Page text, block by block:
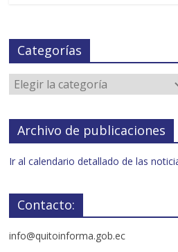
Categorías
Archivo de publicaciones
Ir al calendario detallado de las
Contacto:
info@quitoinforma.gob.ec